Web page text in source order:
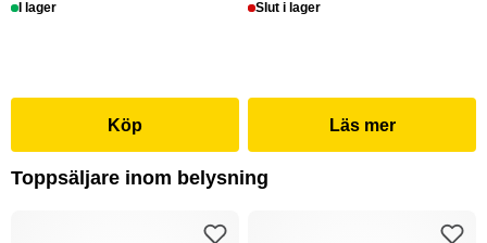
I lager
Köp
Slut i lager
Läs mer
Toppsäljare inom belysning